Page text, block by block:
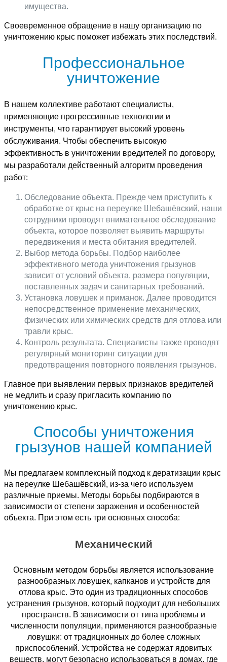
имущества.
Своевременное обращение в нашу организацию по
уничтожению крыс поможет избежать этих последствий.
Профессиональное
уничтожение
В нашем коллективе работают специалисты,
применяющие прогрессивные технологии и
инструменты, что гарантирует высокий уровень
обслуживания. Чтобы обеспечить высокую
эффективность в уничтожении вредителей по договору,
мы разработали действенный алгоритм проведения
работ:
Обследование объекта. Прежде чем приступить к
обработке от крыс на переулке Шебашёвский, наши
сотрудники проводят внимательное обследование
объекта, которое позволяет выявить маршруты
передвижения и места обитания вредителей.
Выбор метода борьбы. Подбор наиболее
эффективного метода уничтожения грызунов
зависит от условий объекта, размера популяции,
поставленных задач и санитарных требований.
Установка ловушек и приманок. Далее проводится
непосредственное применение механических,
физических или химических средств для отлова или
травли крыс.
Контроль результата. Специалисты также проводят
регулярный мониторинг ситуации для
предотвращения повторного появления грызунов.
Главное при выявлении первых признаков вредителей
не медлить и сразу пригласить компанию по
уничтожению крыс.
Способы уничтожения
грызунов нашей компанией
Мы предлагаем комплексный подход к дератизации крыс
на переулке Шебашёвский, из-за чего используем
различные приемы. Методы борьбы подбираются в
зависимости от степени заражения и особенностей
объекта. При этом есть три основных способа:
Механический
Основным методом борьбы является использование
разнообразных ловушек, капканов и устройств для
отлова крыс. Это один из традиционных способов
устранения грызунов, который подходит для небольших
пространств. В зависимости от типа проблемы и
численности популяции, применяются разнообразные
ловушки: от традиционных до более сложных
приспособлений. Устройства не содержат ядовитых
веществ, могут безопасно использоваться в домах, где